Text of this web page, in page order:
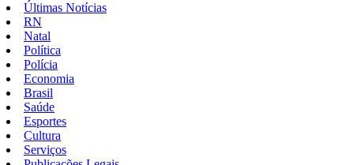
Últimas Notícias
RN
Natal
Política
Polícia
Economia
Brasil
Saúde
Esportes
Cultura
Serviços